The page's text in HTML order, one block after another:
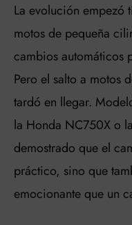
La evolución empezó
motos de pequeña
cambios automáticos
Pero el salto a motos
tardó en llegar.
la Honda NC750X o
demostrado que el
práctico, sino que
emocionante que un